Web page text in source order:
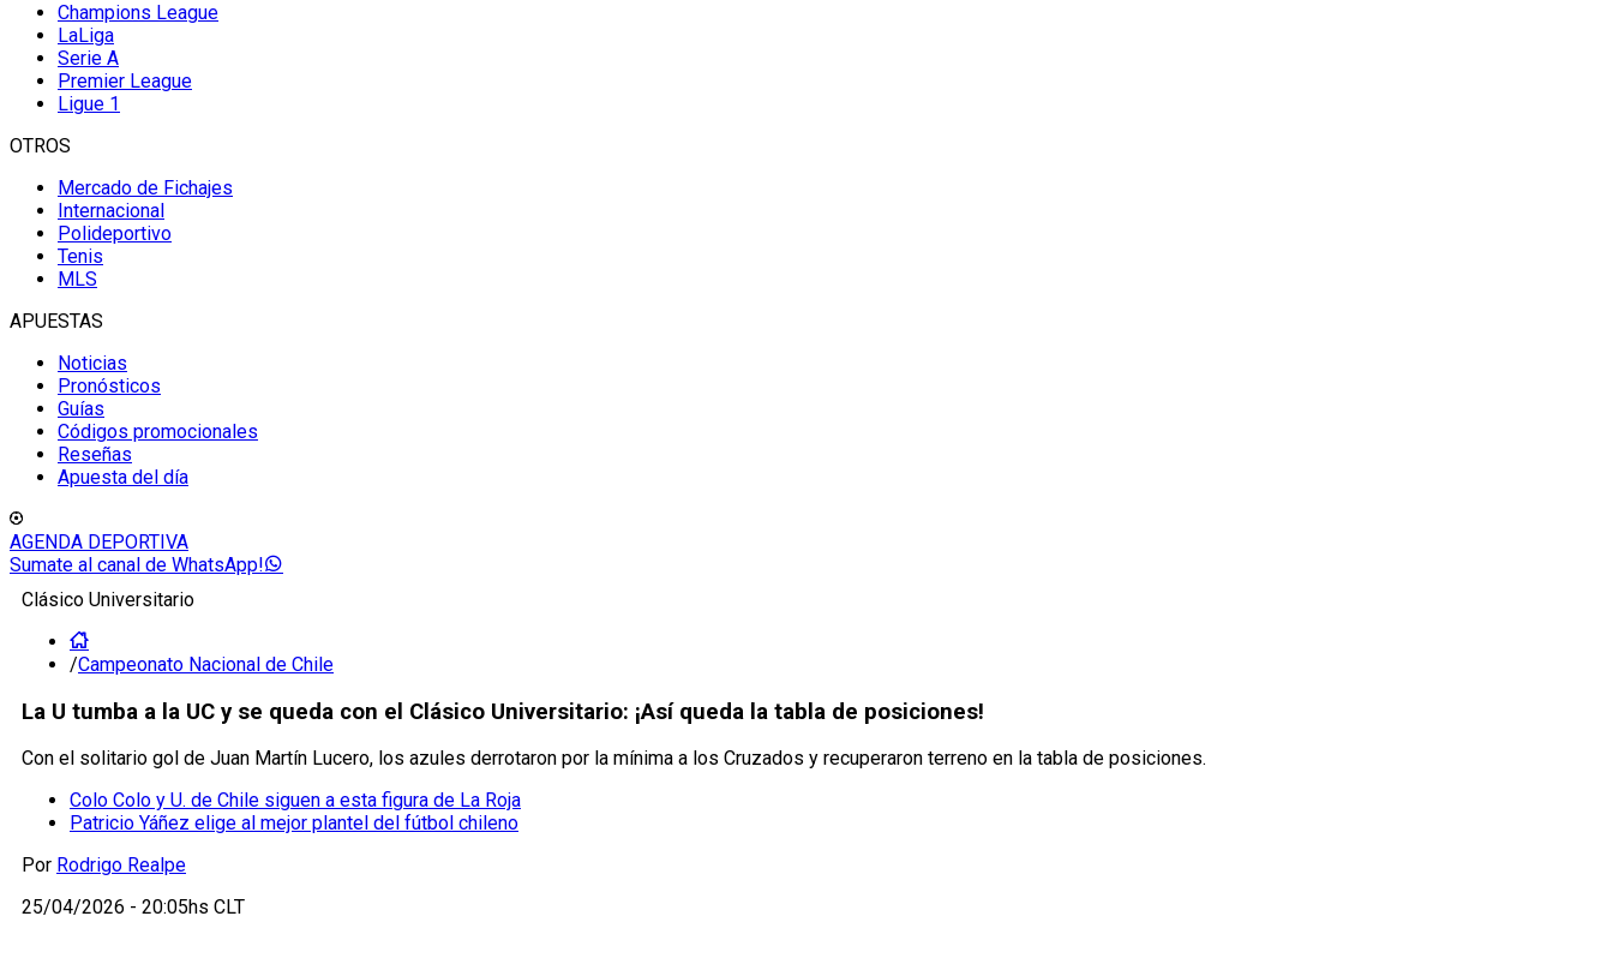
Champions League
LaLiga
Serie A
Premier League
Ligue 1
OTROS
Mercado de Fichajes
Internacional
Polideportivo
Tenis
MLS
APUESTAS
Noticias
Pronósticos
Guías
Códigos promocionales
Reseñas
Apuesta del día
AGENDA DEPORTIVA
Sumate al canal de WhatsApp!
Clásico Universitario
/Campeonato Nacional de Chile
La U tumba a la UC y se queda con el Clásico Universitario: ¡Así queda la tabla de posiciones!
Con el solitario gol de Juan Martín Lucero, los azules derrotaron por la mínima a los Cruzados y recuperaron terreno en la tabla de posiciones.
Colo Colo y U. de Chile siguen a esta figura de La Roja
Patricio Yáñez elige al mejor plantel del fútbol chileno
Por Rodrigo Realpe
25/04/2026 - 20:05hs CLT